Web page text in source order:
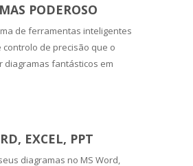
PODEROSO
de ferramentas inteligentes
controlo de precisão que o
diagramas fantásticos em
EXCEL, PPT
diagramas no MS Word,